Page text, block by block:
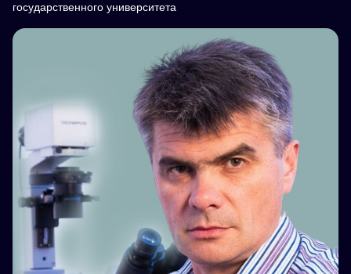
государственного университета